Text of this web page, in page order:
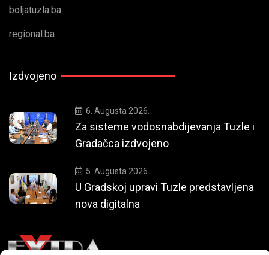
boljatuzla.ba
regional.ba
Izdvojeno
6. Augusta 2026.
Za sisteme vodosnabdijevanja Tuzle i
Gradačca izdvojeno
5. Augusta 2026.
U Gradskoj upravi Tuzle predstavljena
nova digitalna